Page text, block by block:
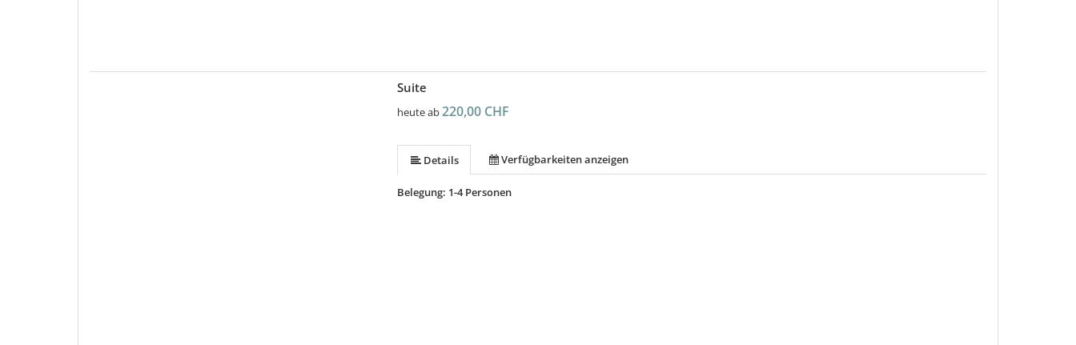
Suite
heute ab220,00 CHF
Details Verfügbarkeiten anzeigen
Belegung: 1-4 Personen